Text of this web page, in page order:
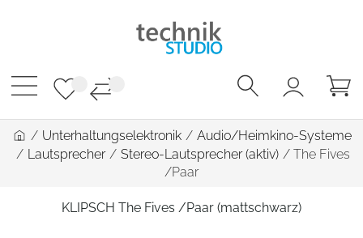
/ Unterhaltungselektronik / Audio/Heimkino-Systeme
/ Lautsprecher / Stereo-Lautsprecher (aktiv) / The Fives
/Paar
KLIPSCH The Fives /Paar (mattschwarz)